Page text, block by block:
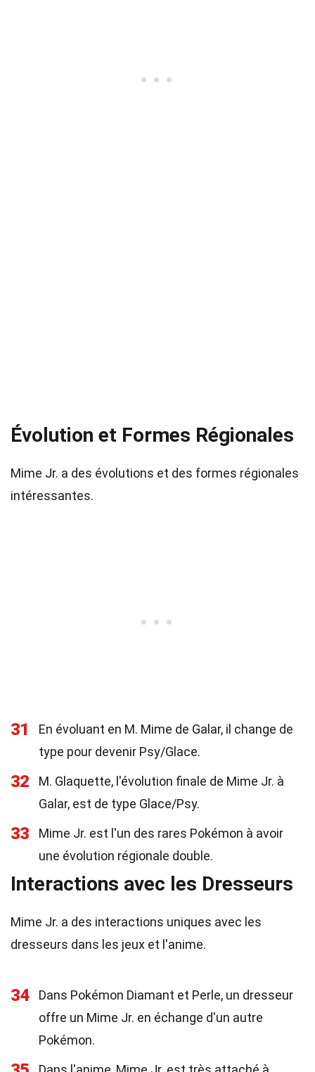
Évolution et Formes Régionales
Mime Jr. a des évolutions et des formes régionales
intéressantes.
31
En évoluant en M. Mime de Galar, il change de
type pour devenir Psy/Glace.
32
M. Glaquette, l'évolution finale de Mime Jr. à
Galar, est de type Glace/Psy.
33
Mime Jr. est l'un des rares Pokémon à avoir
une évolution régionale double.
Interactions avec les Dresseurs
Mime Jr. a des interactions uniques avec les
dresseurs dans les jeux et l'anime.
34
Dans Pokémon Diamant et Perle, un dresseur
offre un Mime Jr. en échange d'un autre
Pokémon.